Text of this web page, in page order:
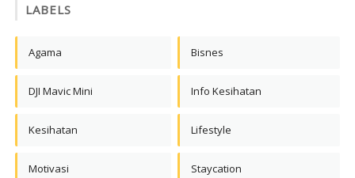
LABELS
Agama Bisnes
DJI Mavic Mini Info Kesihatan
Kesihatan Lifestyle
Motivasi Staycation